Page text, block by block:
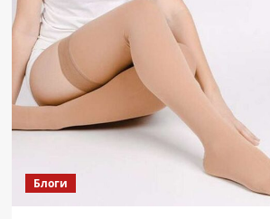
Блоги